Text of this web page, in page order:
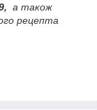
а також
рецепта